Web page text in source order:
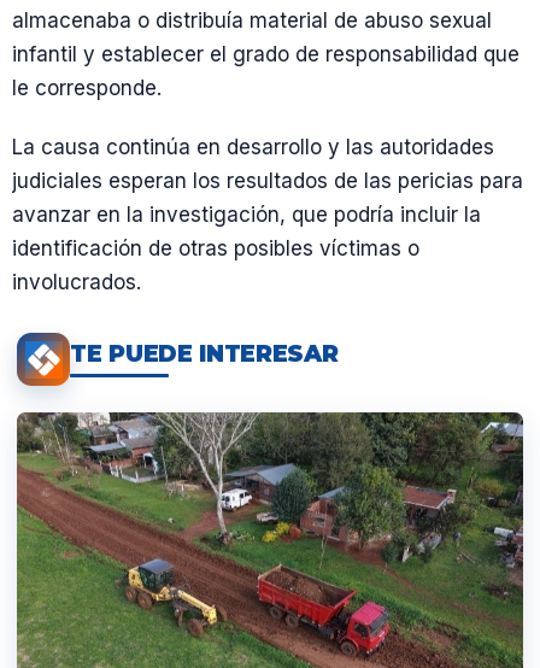
almacenaba o distribuía material de abuso sexual
infantil y establecer el grado de responsabilidad que
le corresponde.
La causa continúa en desarrollo y las autoridades
judiciales esperan los resultados de las pericias para
avanzar en la investigación, que podría incluir la
identificación de otras posibles víctimas o
involucrados.
TE PUEDE INTERESAR